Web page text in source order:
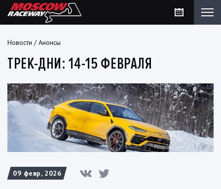
Новости /Анонсы
ТРЕК-ДНИ: 14-15 ФЕВРАЛЯ
09 февр, 2026